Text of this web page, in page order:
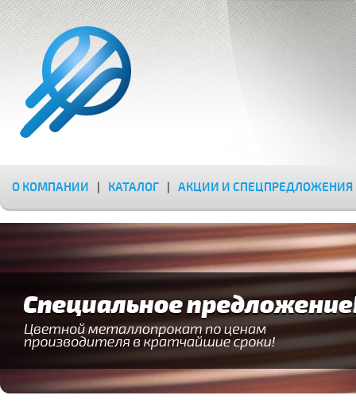
О КОМПАНИИ | КАТАЛОГ | АКЦИИ И СПЕЦПРЕДЛОЖЕНИЯ